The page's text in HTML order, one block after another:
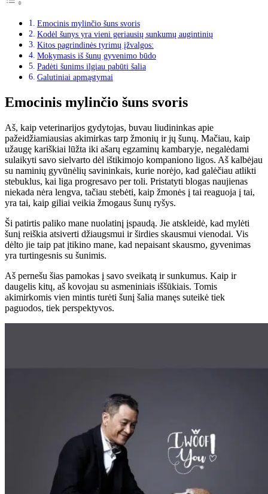
Emocinis mylinčio šuns svoris
Kodėl šunys yra vieni geriausių sunkumų augintinių
Kitos pagrindinės tyrimų įžvalgos:
Mokymasis iš šunų gyvenimo būdo
Padėti šunims ilgiau pabūti šalia
Galutiniai apmąstymai
Emocinis mylinčio šuns svoris
Aš, kaip veterinarijos gydytojas, buvau liudininkas apie
pažeidžiamiausias akimirkas tarp žmonių ir jų šunų. Mačiau, kaip
užaugę kariškiai lūžta iki ašarų egzaminų kambaryje, negalėdami
sulaikyti savo sielvarto dėl ištikimojo kompaniono ligos. Aš kalbėjau
su naminių gyvūnėlių savininkais, kurie norėjo, kad galėčiau atlikti
stebuklus, kai liga progresavo per toli. Pristatyti blogas naujienas
niekada nėra lengva, tačiau stebėti, kaip žmonės į tai reaguoja į tai,
yra tai, kaip giliai veikia žmogaus šunų ryšys.
Ši patirtis paliko mane nuolatinį įspaudą. Jie atskleidė, kad mylėti
šunį reiškia atsiverti džiaugsmui ir širdies skausmui vienodai. Vis
dėlto jie taip pat įtikino mane, kad nepaisant skausmo, gyvenimas
yra turtingesnis su šunimis.
Aš pernešu šias pamokas į savo sveikatą ir sunkumus. Kaip ir
daugelis kitų, aš kovojau su asmeniniais iššūkiais. Tomis
akimirkomis vien mintis turėti šunį šalia manęs suteikė tiek
paguodos, tiek perspektyvos.